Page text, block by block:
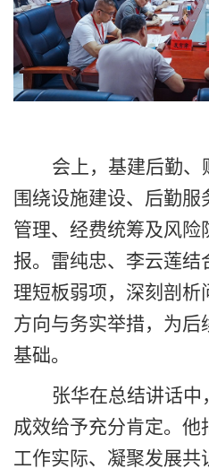
会上，基建后勤
围绕设施建设、后勤
管理、经费统筹及风
报。雷纯忠、李云莲
理短板弱项，深刻剖
方向与务实举措，为
基础。
张华在总结讲话
成效给予充分肯定。
工作实际、凝聚发展共